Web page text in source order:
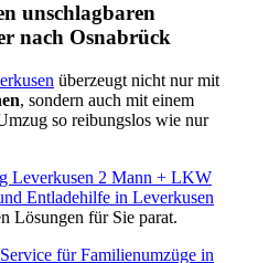
unschlagbaren
nach Osnabrück
überzeugt nicht nur mit
, sondern auch mit einem
so reibungslos wie nur
Leverkusen 2 Mann + LKW
Entladehilfe in Leverkusen
Lösungen für Sie parat.
Service für Familienumzüge in